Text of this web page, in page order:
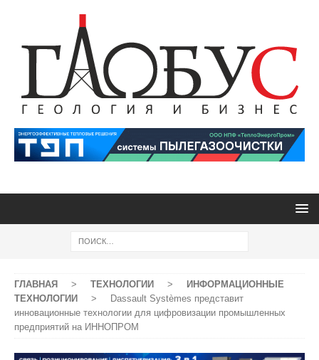
ГЛАВНАЯ > ТЕХНОЛОГИИ >
ИНФОРМАЦИОННЫЕ
ТЕХНОЛОГИИ
>
Dassault Systèmes представит
инновационные технологии для цифровизации промышленных
предприятий на ИННОПРОМ